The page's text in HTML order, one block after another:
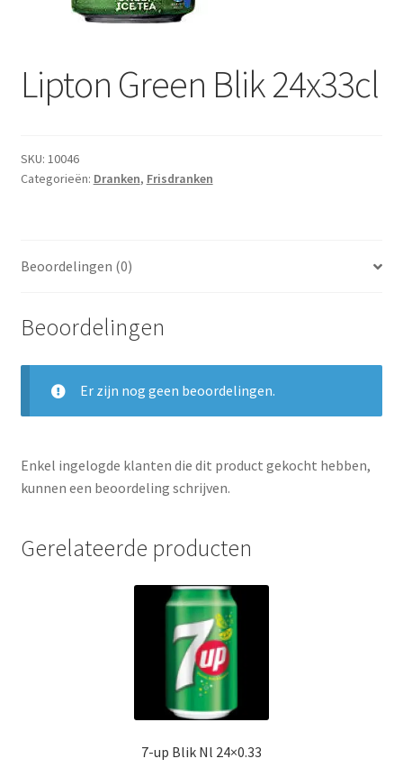
Dranken
Frites
Koeling
Maaltijden Diepvries
Lipton Green Blik 24x33cl
SKU: 10046
Categorieën: Dranken, Frisdranken
Beoordelingen (0)
Beoordelingen
Er zijn nog geen beoordelingen.
Enkel ingelogde klanten die dit product gekocht hebben,
kunnen een beoordeling schrijven.
Gerelateerde producten
7-up Blik Nl 24×0.33